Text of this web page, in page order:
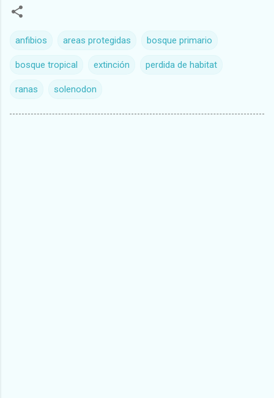
anfibios areas protegidas bosque primario
bosque tropical extinción perdida de habitat
ranas solenodon